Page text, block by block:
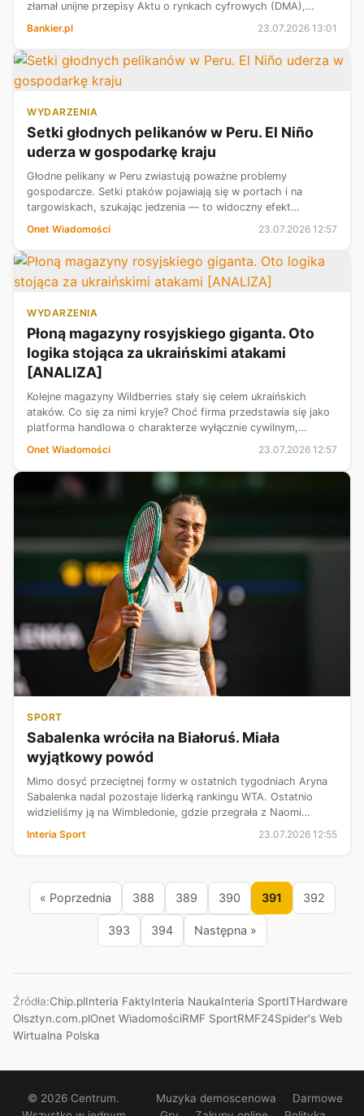
złamał unijne przepisy Aktu o rynkach cyfrowych (DMA),
ograniczając dostęp do alterna...
Bankier.pl 23.07.2026 13:01
WYDARZENIA
Setki głodnych pelikanów w Peru. El Niño
uderza w gospodarkę kraju
Głodne pelikany w Peru zwiastują poważne problemy
gospodarcze. Setki ptaków pojawiają się w portach i na
targowiskach, szukając jedzenia — to widoczny efekt
nasilającego się zjawiska El Niño. Wyższe temperatury
Onet Wiadomości 23.07.2026 12:57
WYDARZENIA
Płoną magazyny rosyjskiego giganta. Oto
logika stojąca za ukraińskimi atakami
[ANALIZA]
Kolejne magazyny Wildberries stały się celem ukraińskich
ataków. Co się za nimi kryje? Choć firma przedstawia się jako
platforma handlowa o charakterze wyłącznie cywilnym,
rzeczywistość jest zupełnie inna. Uderzenia w jej infrastrukturę
Onet Wiadomości 23.07.2026 12:57
SPORT
Sabalenka wróciła na Białoruś. Miała
wyjątkowy powód
Mimo dosyć przeciętnej formy w ostatnich tygodniach Aryna
Sabalenka nadal pozostaje liderką rankingu WTA. Ostatnio
widzieliśmy ją na Wimbledonie, gdzie przegrała z Naomi
28-latka wróciła do o...
Interia Sport 23.07.2026 12:55
« Poprzednia 388 389 390 391 392
393 394 Następna »
Źródła:Chip.plInteria FaktyInteria NaukaInteria SportITHardware
Olsztyn.com.plOnet WiadomościRMF SportRMF24Spider's Web
Wirtualna Polska
© 2026 Centrum.
Muzyka demoscenowa
Darmowe